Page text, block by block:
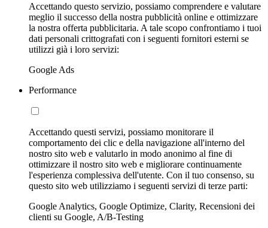
Accettando questo servizio, possiamo comprendere e valutare
meglio il successo della nostra pubblicità online e ottimizzare
la nostra offerta pubblicitaria. A tale scopo confrontiamo i tuoi
dati personali crittografati con i seguenti fornitori esterni se
utilizzi già i loro servizi:
Google Ads
Performance
Accettando questi servizi, possiamo monitorare il
comportamento dei clic e della navigazione all'interno del
nostro sito web e valutarlo in modo anonimo al fine di
ottimizzare il nostro sito web e migliorare continuamente
l'esperienza complessiva dell'utente. Con il tuo consenso, su
questo sito web utilizziamo i seguenti servizi di terze parti:
Google Analytics, Google Optimize, Clarity, Recensioni dei
clienti su Google, A/B-Testing